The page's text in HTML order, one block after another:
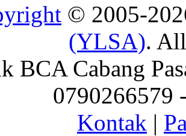
© 2005-
(YLSA).
BCA Cabang
0790266579
Kontak |